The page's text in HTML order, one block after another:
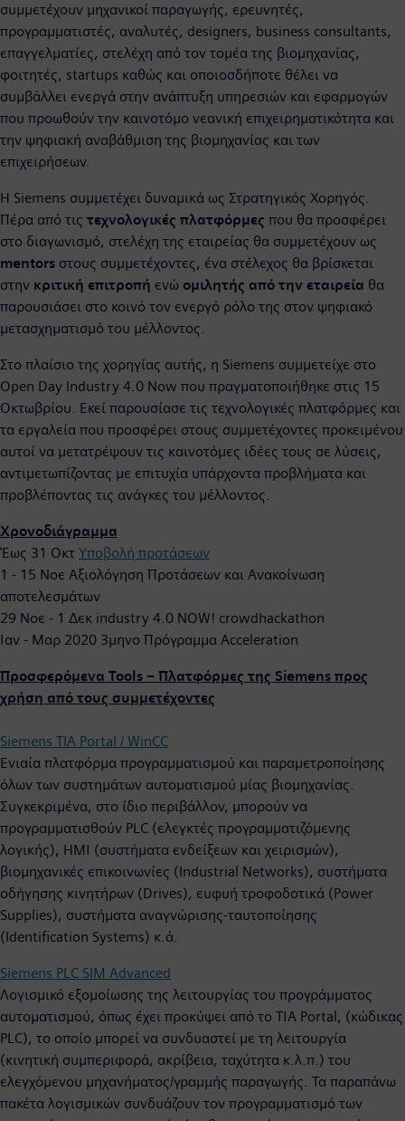
συμμετέχουν μηχανικοί παραγωγής, ερευνητές,
προγραμματιστές, αναλυτές, designers, business consultants,
επαγγελματίες, στελέχη από τον τομέα της βιομηχανίας,
φοιτητές, startups καθώς και οποιοσδήποτε θέλει να
συμβάλλει ενεργά στην ανάπτυξη υπηρεσιών και εφαρμογών
που προωθούν την καινοτόμο νεανική επιχειρηματικότητα και
την ψηφιακή αναβάθμιση της βιομηχανίας και των
επιχειρήσεων.
Η Siemens συμμετέχει δυναμικά ως Στρατηγικός Χορηγός.
Πέρα από τις τεχνολογικές πλατφόρμες που θα προσφέρει
στο διαγωνισμό, στελέχη της εταιρείας θα συμμετέχουν ως
mentors στους συμμετέχοντες, ένα στέλεχος θα βρίσκεται
στην κριτική επιτροπή ενώ ομιλητής από την εταιρεία θα
παρουσιάσει στο κοινό τον ενεργό ρόλο της στον ψηφιακό
μετασχηματισμό του μέλλοντος.
Στο πλαίσιο της χορηγίας αυτής, η Siemens συμμετείχε στο
Open Day Industry 4.0 Now που πραγματοποιήθηκε στις 15
Οκτωβρίου. Εκεί παρουσίασε τις τεχνολογικές πλατφόρμες και
τα εργαλεία που προσφέρει στους συμμετέχοντες προκειμένου
αυτοί να μετατρέψουν τις καινοτόμες ιδέες τους σε λύσεις,
αντιμετωπίζοντας με επιτυχία υπάρχοντα προβλήματα και
προβλέποντας τις ανάγκες του μέλλοντος.
Χρονοδιάγραμμα
Έως 31 Οκτ Υποβολή προτάσεων
1 - 15 Νοε Αξιολόγηση Προτάσεων και Ανακοίνωση
αποτελεσμάτων
29 Νοε - 1 Δεκ industry 4.0 NOW! crowdhackathon
Ιαν - Μαρ 2020 3μηνο Πρόγραμμα Acceleration
Προσφερόμενα Tools – Πλατφόρμες της Siemens προς
χρήση από τους συμμετέχοντες
Siemens TIA Portal / WinCC
Ενιαία πλατφόρμα προγραμματισμού και παραμετροποίησης
όλων των συστημάτων αυτοματισμού μίας βιομηχανίας.
Συγκεκριμένα, στο ίδιο περιβάλλον, μπορούν να
προγραμματισθούν PLC (ελεγκτές προγραμματιζόμενης
λογικής), ΗΜΙ (συστήματα ενδείξεων και χειρισμών),
βιομηχανικές επικοινωνίες (Industrial Networks), συστήματα
οδήγησης κινητήρων (Drives), ευφυή τροφοδοτικά (Power
Supplies), συστήματα αναγνώρισης-ταυτοποίησης
(Identification Systems) κ.ά.
Siemens PLC SIM Advanced
Λογισμικό εξομοίωσης της λειτουργίας του προγράμματος
αυτοματισμού, όπως έχει προκύψει από το ΤΙΑ Portal, (κώδικας
PLC), το οποίο μπορεί να συνδυαστεί με τη λειτουργία
(κινητική συμπεριφορά, ακρίβεια, ταχύτητα κ.λ.π.) του
ελεγχόμενου μηχανήματος/γραμμής παραγωγής. Τα παραπάνω
πακέτα λογισμικών συνδυάζουν τον προγραμματισμό των